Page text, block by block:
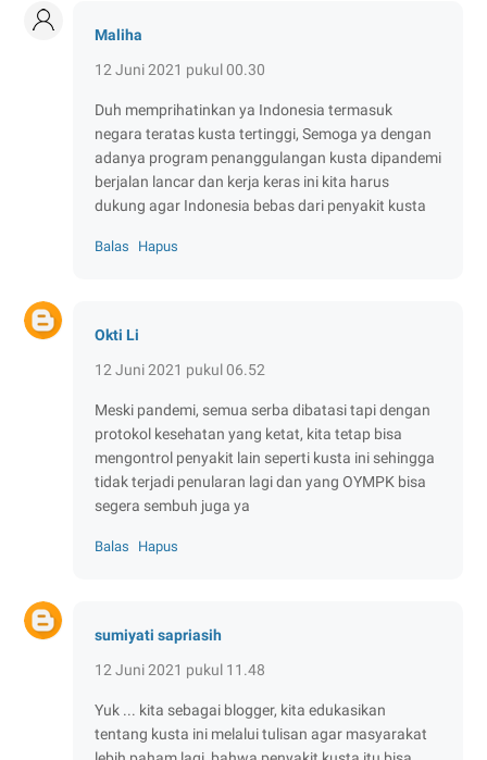
Maliha
12 Juni 2021 pukul 00.30
Duh memprihatinkan ya Indonesia termasuk
negara teratas kusta tertinggi, Semoga ya dengan
adanya program penanggulangan kusta dipandemi
berjalan lancar dan kerja keras ini kita harus
dukung agar Indonesia bebas dari penyakit kusta
Balas Hapus
Okti Li
12 Juni 2021 pukul 06.52
Meski pandemi, semua serba dibatasi tapi dengan
protokol kesehatan yang ketat, kita tetap bisa
mengontrol penyakit lain seperti kusta ini sehingga
tidak terjadi penularan lagi dan yang OYMPK bisa
segera sembuh juga ya
Balas Hapus
sumiyati sapriasih
12 Juni 2021 pukul 11.48
Yuk ... kita sebagai blogger, kita edukasikan
tentang kusta ini melalui tulisan agar masyarakat